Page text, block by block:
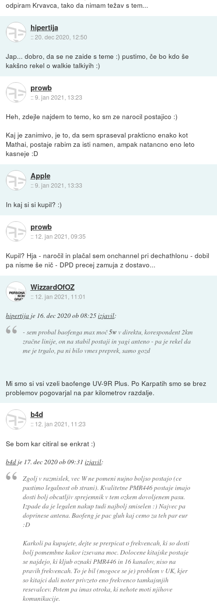
odpiram Krvavca, tako da nimam težav s tem...
hipertija
::20. dec 2020, 12:50
Jap... dobro, da se ne zaide s teme :) pustimo, če bo kdo še
kakšno rekel o walkie talkiyih :)
prowb
::9. jan 2021, 13:23
Heh, zdejle najdem to temo, ko sm ze narocil postajico :)
Kaj je zanimivo, je to, da sem spraseval prakticno enako kot
Mathai, postaje rabim za isti namen, ampak natancno eno leto
kasneje :D
Apple
::9. jan 2021, 13:33
In kaj si si kupil? :)
prowb
:: 12. jan 2021, 09:35
Kupil? Hja - naročil in plačal sem onchannel pri dechathlonu - dobil
pa nisme še nič - DPD precej zamuja z dostavo...
WizzardOfOZ
:: 12. jan 2021, 11:01
hipertija je 16. dec 2020 ob 08:25izjavil:
- sem probal baofenga max moč5wv direktu, korespondent 2km
zračne linije, on na stabil postaji in yagi anteno - pa je rekel da
me je trgalo, pa ni bilo vmes preprek, samo gozd
Mi smo si vsi vzeli baofenge UV-9R Plus. Po Karpatih smo se brez
problemov pogovarjal na par kilometrov razdalje.
b4d
:: 12. jan 2021, 11:23
Se bom kar citiral se enkrat :)
b4d je 17. dec 2020 ob 09:31 izjavil:
Zgolj v razmislek, vec W ne pomeni nujno boljso postajo (ce
pustimo legalnost ob strani). Kvalitetne PMR446 postaje imajo
dosti bolj obcutljiv sprejemnik v tem ozkem dovoljenem pasu.
Izpade da je legalen nakup tudi najbolj smiselen :) Najvec pa
doprinese antena. Baofeng je pac gluh kaj cemo za teh par eur
:D
Karkoli pa kupujete, dejte se prerpicat o frekvencah, ki so dosti
bolj pomembne kakor izsevana moc. Dolocene kitajske postaje
se najdejo, ki kljub oznaki PMR446 in 16 kanalov, niso na
pravih frekvencah. To je bil (mogoce se je) problem v UK, kjer
so kitajci dali noter privzeto eno frekvenco tamkajsnjih
resevalcev. Potem pa imas otroka, ki nehote moti njihove
komunikacije.